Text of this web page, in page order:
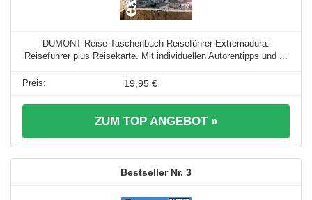
DUMONT Reise-Taschenbuch Reiseführer Extremadura:
Reiseführer plus Reisekarte. Mit individuellen Autorentipps und ...
19,95 €
ZUM TOP ANGEBOT »
3